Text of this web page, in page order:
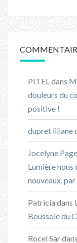
PITELdans
douleurs du
positive !
dupret liliane
Jocelyne
Lumière nous
nouveaux,
Patricia dans
Boussole du
Rocel Sardans